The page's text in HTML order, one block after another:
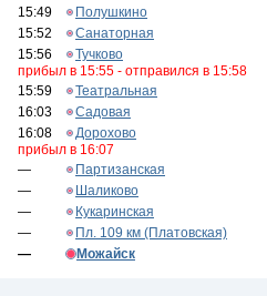
15:49
Полушкино
15:52
Санаторная
15:56
Тучково
прибыл в 15:55 - отправился в 15:58
15:59
Театральная
16:03
Садовая
16:08
Дорохово
прибыл в 16:07
—
Партизанская
—
Шаликово
—
Кукаринская
—
Пл. 109 км (Платовская)
—
Можайск